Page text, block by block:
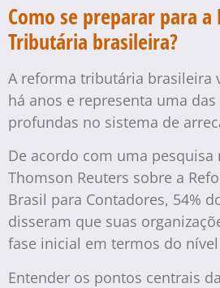
Como se preparar para a
Tributária brasileira?
A reforma tributária brasileira
há anos e representa uma
profundas no sistema de
De acordo com uma pesquisa
Thomson Reuters sobre a
Brasil para Contadores, 54%
disseram que suas
fase inicial em termos do
Entender os pontos centrais